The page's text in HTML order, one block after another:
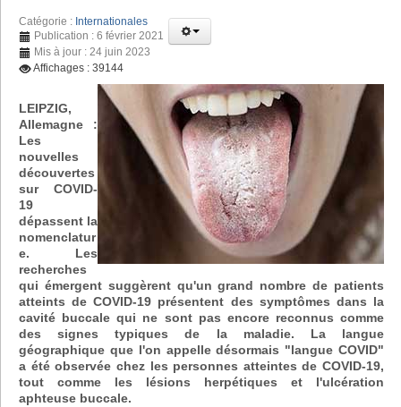
Catégorie : Internationales
Publication : 6 février 2021
Mis à jour : 24 juin 2023
Affichages : 39144
LEIPZIG,
Allemagne :
Les
nouvelles
découvertes
sur COVID-
19
dépassent la
nomenclatur
e. Les
recherches
qui émergent suggèrent qu'un grand nombre de patients
atteints de COVID-19 présentent des symptômes dans la
cavité buccale qui ne sont pas encore reconnus comme
des signes typiques de la maladie. La langue
géographique que l'on appelle désormais "langue COVID"
a été observée chez les personnes atteintes de COVID-19,
tout comme les lésions herpétiques et l'ulcération
aphteuse buccale.